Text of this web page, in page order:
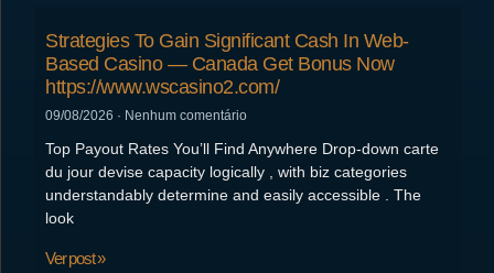
Strategies To Gain Significant Cash In Web-
Based Casino — Canada Get Bonus Now
https://www.wscasino2.com/
09/08/2026 Nenhum comentário
Top Payout Rates You’ll Find Anywhere Drop-down carte
du jour devise capacity logically , with biz categories
understandably determine and easily accessible . The
look
Ver post »